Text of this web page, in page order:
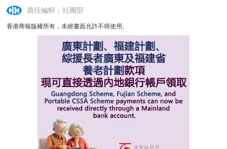
責任編輯：社團部
香港商報版權所有，未經書面允許不得使用。